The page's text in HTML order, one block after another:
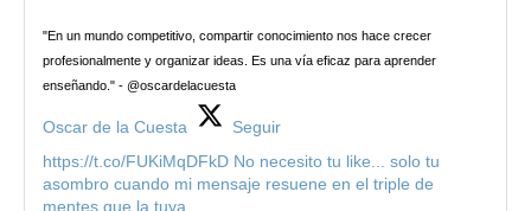
"En un mundo competitivo, compartir conocimiento nos hace crecer
profesionalmente y organizar ideas. Es una vía eficaz para aprender
enseñando." - @oscardelacuesta
Oscar de la Cuesta
Seguir
https://t.co/FUKiMqDFkD No necesito tu like... solo tu
asombro cuando mi mensaje resuene en el triple de
mentes que la tuya.